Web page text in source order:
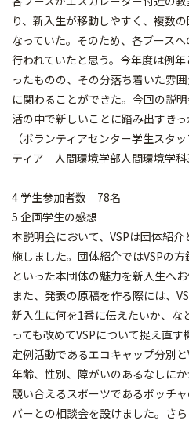
り、新入生が移動しやすく、複数
なっていた。そのため、各ブース
行われていたと思う。今年度は例
ったものの、その分落ち着いた雰
に関わることができた。今回の説
活の中で新しいことに踏み出すきっ
（ボランティアセンター学生スタ
ティア 人間環境学部人間環境学
4 学生参加者数 78名
5 企画学生の感想
本説明会において、VSPは団体紹
施しました。団体紹介ではVSPの
といった本団体の魅力を新入生へ
また、発表の原稿を作る際には、
新入生に何を1番に伝えたいか、な
っても改めてVSPについて捉え直
定例活動であるエコキャップ分別
年齢、性別、障がいのあるなしに
競い合えるスポーツであるボッチ
バーとの相談会を設けました。さ